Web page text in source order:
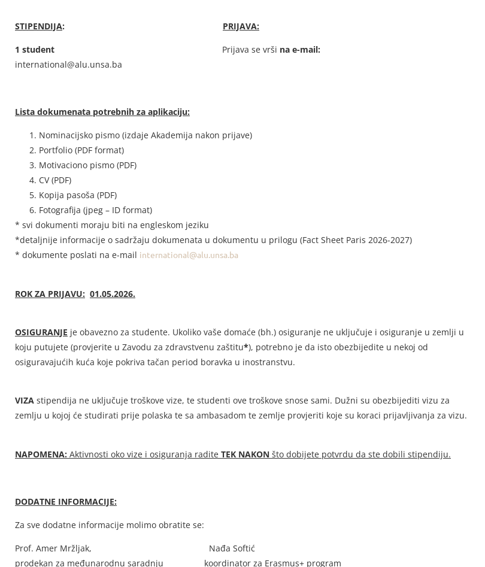
STIPENDIJA: PRIJAVA:
1 student Prijava se vrši na e-mail:
international@alu.unsa.ba
Lista dokumenata potrebnih za aplikaciju:
Nominacijsko pismo (izdaje Akademija nakon prijave)
Portfolio (PDF format)
Motivaciono pismo (PDF)
CV (PDF)
Kopija pasoša (PDF)
Fotografija (jpeg – ID format)
* svi dokumenti moraju biti na engleskom jeziku
*detaljnije informacije o sadržaju dokumenata u dokumentu u prilogu (Fact Sheet Paris 2026-2027)
* dokumente poslati na e-mail international@alu.unsa.ba
ROK ZA PRIJAVU: 01.05.2026.
OSIGURANJE je obavezno za studente. Ukoliko vaše domaće (bh.) osiguranje ne uključuje i osiguranje u zemlji u
koju putujete (provjerite u Zavodu za zdravstvenu zaštitu*), potrebno je da isto obezbijedite u nekoj od
osiguravajućih kuća koje pokriva tačan period boravka u inostranstvu.
VIZA stipendija ne uključuje troškove vize, te studenti ove troškove snose sami. Dužni su obezbijediti vizu za
zemlju u kojoj će studirati prije polaska te sa ambasadom te zemlje provjeriti koje su koraci prijavljivanja za vizu.
NAPOMENA: Aktivnosti oko vize i osiguranja radite TEK NAKON što dobijete potvrdu da ste dobili stipendiju.
DODATNE INFORMACIJE:
Za sve dodatne informacije molimo obratite se:
Prof. Amer Mržljak, Nađa Softić
prodekan za međunarodnu saradnju koordinator za Erasmus+ program